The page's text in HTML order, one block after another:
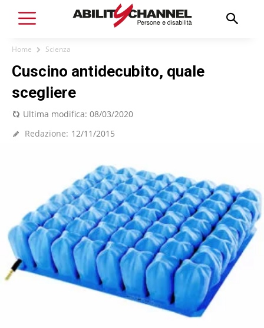
Home Scienza
Cuscino antidecubito, quale
scegliere
Ultima modifica: 08/03/2020
Redazione: 12/11/2015